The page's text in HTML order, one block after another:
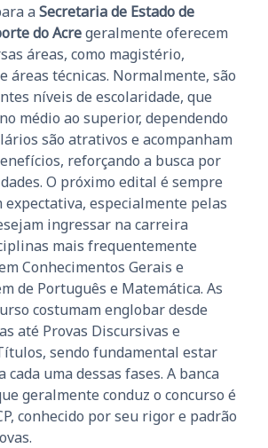
a Secretaria de Estado de
do Acregeralmente oferecem
áreas, como magistério,
áreas técnicas. Normalmente, são
níveis de escolaridade, que
médio ao superior, dependendo
são atrativos e acompanham
reforçando a busca por
O próximo edital é sempre
expectativa, especialmente pelas
ingressar na carreira
mais frequentemente
Conhecimentos Gerais e
de Português e Matemática. As
costumam englobar desde
até Provas Discursivas e
sendo fundamental estar
uma dessas fases. A banca
geralmente conduz o concurso é
conhecido por seu rigor e padrão